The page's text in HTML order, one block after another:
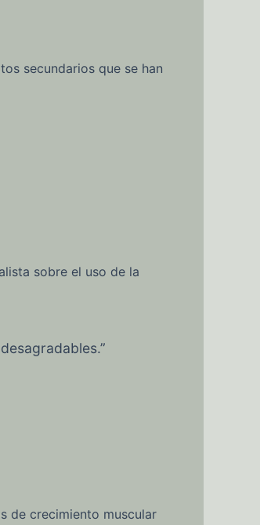
secundarios que se han
sobre el uso de la
de crecimiento muscular